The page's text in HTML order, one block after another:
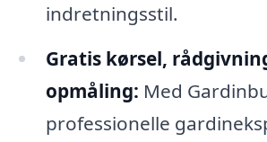
indretningsstil.
Gratis kørsel,
opmåling: Med
professionelle